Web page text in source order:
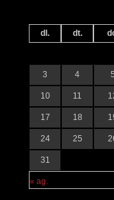
dl. dt.
« ag.
3 4 5
10 11
17 18
24 25
31